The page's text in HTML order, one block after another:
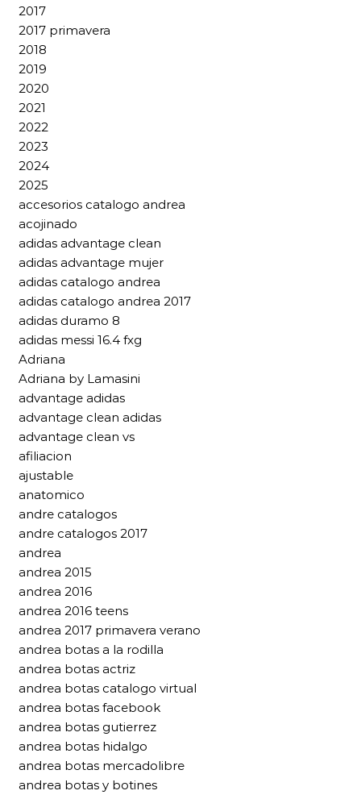
2017
2017 primavera
2018
2019
2020
2021
2022
2023
2024
2025
accesorios catalogo andrea
acojinado
adidas advantage clean
adidas advantage mujer
adidas catalogo andrea
adidas catalogo andrea 2017
adidas duramo 8
adidas messi 16.4 fxg
Adriana
Adriana by Lamasini
advantage adidas
advantage clean adidas
advantage clean vs
afiliacion
ajustable
anatomico
andre catalogos
andre catalogos 2017
andrea
andrea 2015
andrea 2016
andrea 2016 teens
andrea 2017 primavera verano
andrea botas a la rodilla
andrea botas actriz
andrea botas catalogo virtual
andrea botas facebook
andrea botas gutierrez
andrea botas hidalgo
andrea botas mercadolibre
andrea botas y botines